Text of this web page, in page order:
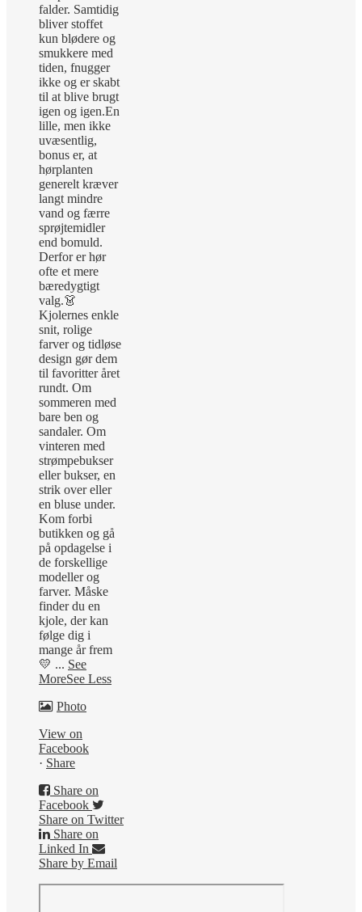
falder. Samtidig
bliver stoffet
kun blødere og
smukkere med
tiden, fnugger
ikke og er skabt
til at blive brugt
igen og igen.En
lille, men ikke
uvæsentlig,
bonus er, at
hørplanten
generelt kræver
langt mindre
vand og færre
sprøjtemidler
end bomuld.
Derfor er hør
ofte et mere
bæredygtigt
valg.👗
Kjolernes enkle
snit, rolige
farver og tidløse
design gør dem
til favoritter året
rundt. Om
sommeren med
bare ben og
sandaler. Om
vinteren med
strømpebukser
eller bukser, en
strik over eller
en bluse under.
Kom forbi
butikken og gå
på opdagelse i
de forskellige
modeller og
farver. Måske
finder du en
kjole, der kan
følge dig i
mange år frem
💛 ... See
MoreSee Less
Photo
View on
Facebook
· Share
Share on
Facebook
Share on Twitter
Share on
Linked In
Share by Email